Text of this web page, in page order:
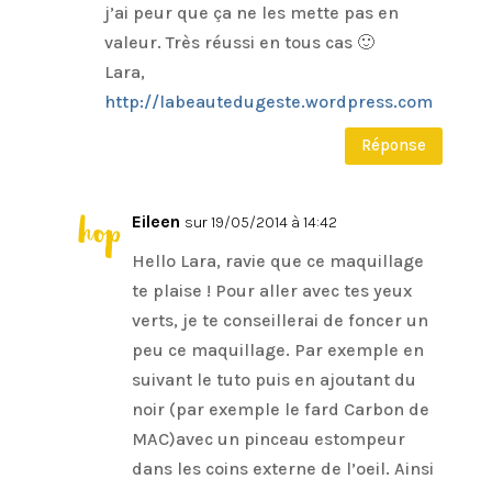
j’ai peur que ça ne les mette pas en
valeur. Très réussi en tous cas 🙂
Lara,
http://labeautedugeste.wordpress.com
Réponse
Eileen sur 19/05/2014 à 14:42
Hello Lara, ravie que ce maquillage
te plaise ! Pour aller avec tes yeux
verts, je te conseillerai de foncer un
peu ce maquillage. Par exemple en
suivant le tuto puis en ajoutant du
noir (par exemple le fard Carbon de
MAC)avec un pinceau estompeur
dans les coins externe de l’oeil. Ainsi